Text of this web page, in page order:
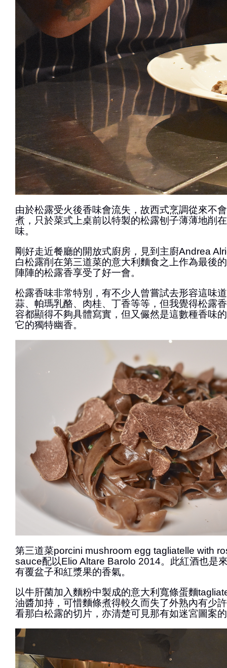
由於松露受火後香味會流失，故西式烹調從來不
煮，只於菜式上桌前以特製的松露刨子薄薄地削
味。
剛好走近餐廳的開放式廚房，見到主廚Andrea
白松露削在第三道菜的意大利麵食之上作為最後
陣陣的松露香享受了好一會。
松露香味非常特別，有不少人曾嘗試去形容這味
蒜、帕瑪乳酪、肉桂、丁香等等，但我覺得松露
容都顯得不夠具體寫實，但又儼然是這數種香味
它的獨特幽香。
第三道菜porcini mushroom egg tagliatelle with
sauce配以Elio Altare Barolo 2014。此紅酒也是
有覆盆子和紅漿果的香氣。
以牛肝菌加入麵粉中製成的意大利寬條蛋麵
油醬加持，可惜麵條煮得較久而失了外熟內有少
看那白松露的切片，亦清楚可見那有如迷宮圖案